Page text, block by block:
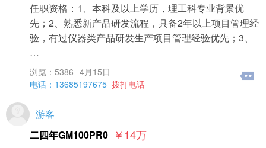
任职资格：1、本科及以上学历，理工科专业背景优
先；2、熟悉新产品研发流程，具备2年以上项目管理经
验，有过仪器类产品研发生产项目管理经验优先；3、
…
浏览：5386 4月15日
电话：13685197675 拨打电话
游客
二四年GM100PR0 ￥14万